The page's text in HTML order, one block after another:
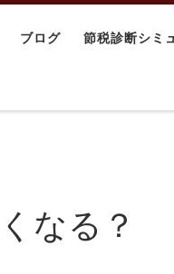
ブログ 節税診断シミ
なる？